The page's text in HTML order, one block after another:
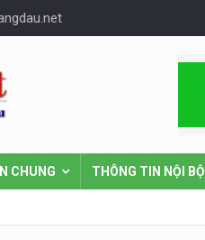
CHUNG THÔNG TIN NỘI BỘ